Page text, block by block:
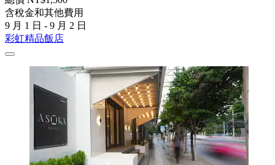
含稅金和其他費用
9 月 1 日 - 9 月 2 日
彩虹精品飯店